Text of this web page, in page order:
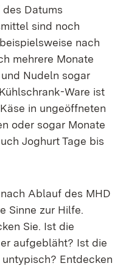
Datums
sind noch
nach
mehrere Monate
Nudeln sogar
Ware ist
in ungeöffneten
oder sogar Monate
Joghurt Tage bis
Ablauf des MHD
Sinne zur Hilfe.
Sie. Ist die
aufgebläht? Ist die
Entdecken